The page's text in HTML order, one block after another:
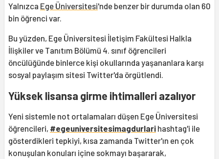
Yalnızca Ege Üniversitesi'nde benzer bir durumda olan 60
bin öğrenci var.
Bu yüzden, Ege Üniversitesi İletişim Fakültesi Halkla
İlişkiler ve Tanıtım Bölümü 4. sınıf öğrencileri
öncülüğünde binlerce kişi okullarında yaşananlara karşı
sosyal paylaşım sitesi Twitter'da örgütlendi.
Yüksek lisansa girme ihtimalleri azalıyor
Yeni sistemle not ortalamaları düşen Ege Üniversitesi
öğrencileri, #egeuniversitesimagdurlari hashtag'i ile
gösterdikleri tepkiyi, kısa zamanda Twitter'ın en çok
konuşulan konuları içine sokmayı başararak,